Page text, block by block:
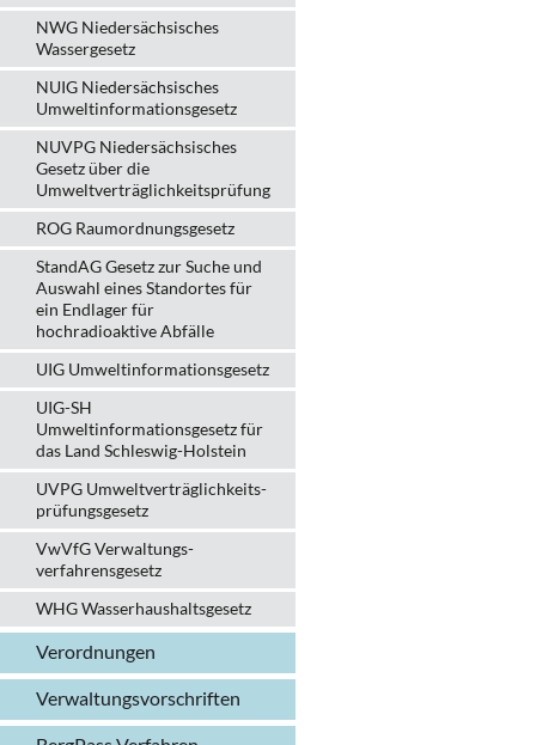
NWG Niedersächsisches
Wassergesetz
NUIG Niedersächsisches
Umweltinformationsgesetz
NUVPG Niedersächsisches
Gesetz über die
Umweltverträglichkeitsprüfung
ROG Raumordnungsgesetz
StandAG Gesetz zur Suche und
Auswahl eines Standortes für
ein Endlager für
hochradioaktive Abfälle
UIG Umweltinformationsgesetz
UIG-SH
Umweltinformationsgesetz für
das Land Schleswig-Holstein
UVPG Umweltverträglich­keits­
prüfungs­gesetz
VwVfG Verwaltungs­
verfahrens­gesetz
WHG Wasserhaushalts­gesetz
Verordnungen
Verwaltungs­vorschriften